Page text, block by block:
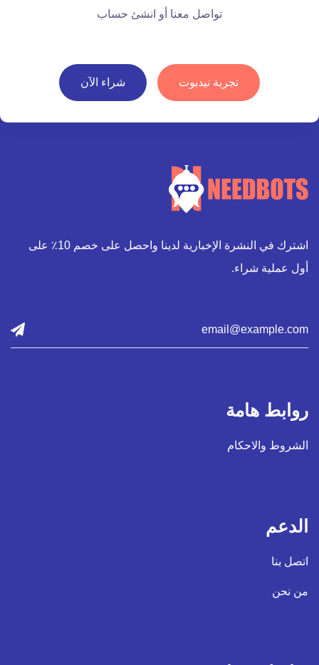
تواصل معنا أو انشئ حساب
تجربة نيدبوت شراء الآن
اشترك في النشرة الإخبارية لدينا واحصل على خصم 10٪ على
أول عملية شراء.
روابط هامة
الشروط والاحكام
الدعم
اتصل بنا
من نحن